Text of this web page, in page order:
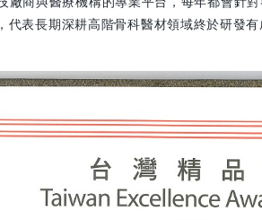
表長期深耕高階骨科醫材領域終於研發有